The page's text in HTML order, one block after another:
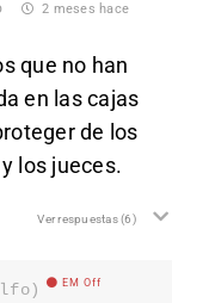
2 meses hace
que no han
en las cajas
de los
los jueces.
Ver respuestas(6)
EM Off